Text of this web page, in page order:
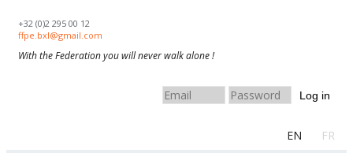
+32 (0)2 295 00 12
ffpe.bxl@gmail.com
With the Federation you will never walk alone !
Log in
EN FR